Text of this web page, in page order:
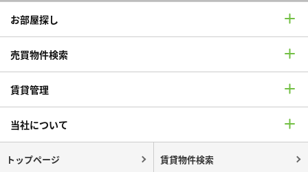
お部屋探し
売買物件検索
賃貸管理
当社について
トップページ 賃貸物件検索